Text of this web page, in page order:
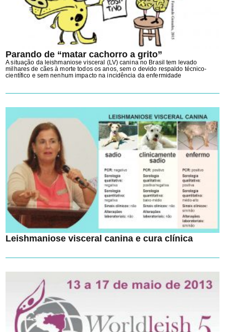
Parando de “matar cachorro a grito”
A situação da leishmaniose visceral (LV) canina no Brasil tem levado
milhares de cães à morte todos os anos, sem o devido respaldo técnico-
científico e sem nenhum impacto na incidência da enfermidade
Leishmaniose visceral canina e cura clínica